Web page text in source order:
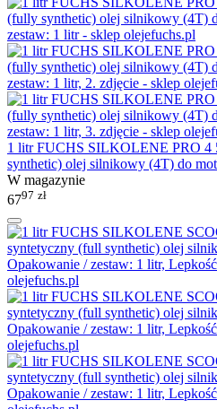
1 litr FUCHS SILKOLENE PRO 4
synthetic) olej silnikowy (4T) do
W magazynie
6797 zł